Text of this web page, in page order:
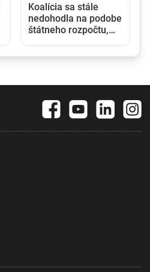
Koalícia sa stále
nedohodla na podobe
štátneho rozpočtu,